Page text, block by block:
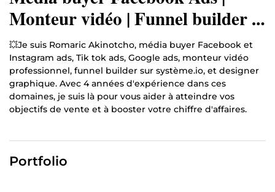
Monteur vidéo | Funnel builder |
Graphiste | Marketing Digital
💥Je suis Romaric Akinotcho, média buyer Facebook et
Instagram ads, Tik tok ads, Google ads, monteur vidéo
professionnel, funnel builder sur système.io, et designer
graphique. Avec 4 années d'expérience dans ces
domaines, je suis là pour vous aider à atteindre vos
objectifs de vente et à booster votre chiffre d'affaires.
⭐⭐⭐⭐⭐ Déjà plus de 100 avis positifs
Portfolio